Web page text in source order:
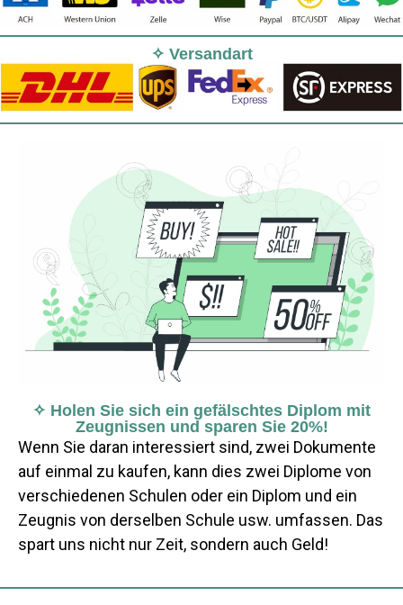
✧ Versandart
✧ Holen Sie sich ein gefälschtes Diplom mit
Zeugnissen und sparen Sie 20%!
Wenn Sie daran interessiert sind, zwei Dokumente
auf einmal zu kaufen, kann dies zwei Diplome von
verschiedenen Schulen oder ein Diplom und ein
Zeugnis von derselben Schule usw. umfassen. Das
spart uns nicht nur Zeit, sondern auch Geld!